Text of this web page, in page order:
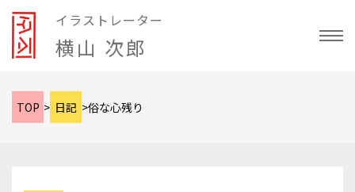
イラストレーター
横山 次郎
TOP > 日記 >俗な心残り